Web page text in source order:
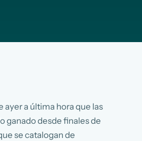
ayer a última hora que las
ganado desde finales de
se catalogan de